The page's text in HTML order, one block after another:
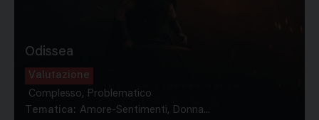
Odissea
Valutazione
Complesso, Problematico
Tematica: Amore-Sentimenti, Donna...